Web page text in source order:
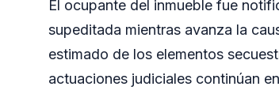
El ocupante del inmueble fue
supeditada mientras avanza la
estimado de los elementos
actuaciones judiciales continúan